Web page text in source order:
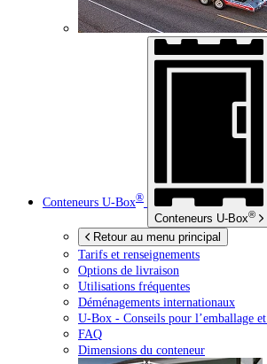
Conteneurs U-Box®
Conteneurs U-Box®
Retour au menu principal
Tarifs et renseignements
Options de livraison
Utilisations fréquentes
Déménagements internationaux
U-Box - Conseils pour l’emballage
FAQ
Dimensions du conteneur